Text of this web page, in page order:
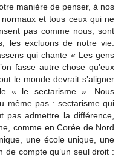
manière de penser, à nos
et tous ceux qui ne
pas comme nous, sont
les excluons de notre vie.
qui chante « Les gens
fasse autre chose qu’eux
le monde devrait s’aligner
« le sectarisme ». Nous
même pas : sectarisme qui
pas admettre la différence,
comme en Corée de Nord
une école unique, une
de compte qu’un seul droit :